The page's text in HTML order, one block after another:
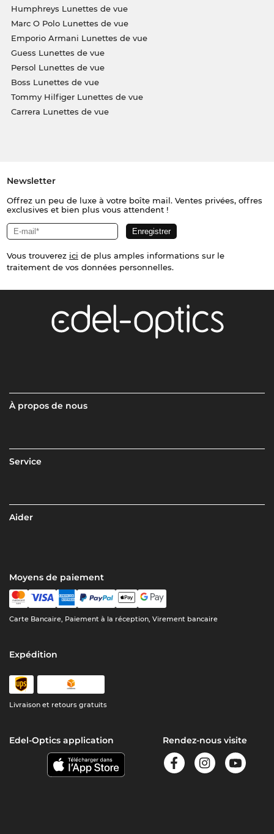
Humphreys Lunettes de vue
Marc O Polo Lunettes de vue
Emporio Armani Lunettes de vue
Guess Lunettes de vue
Persol Lunettes de vue
Boss Lunettes de vue
Tommy Hilfiger Lunettes de vue
Carrera Lunettes de vue
Newsletter
Offrez un peu de luxe à votre boîte mail. Ventes privées, offres
exclusives et bien plus vous attendent !
Vous trouverez ici de plus amples informations sur le
traitement de vos données personnelles.
À propos de nous
Service
Aider
Moyens de paiement
Carte Bancaire, Paiement à la réception, Virement bancaire
Expédition
Livraison et retours gratuits
Edel-Optics application Rendez-nous visite